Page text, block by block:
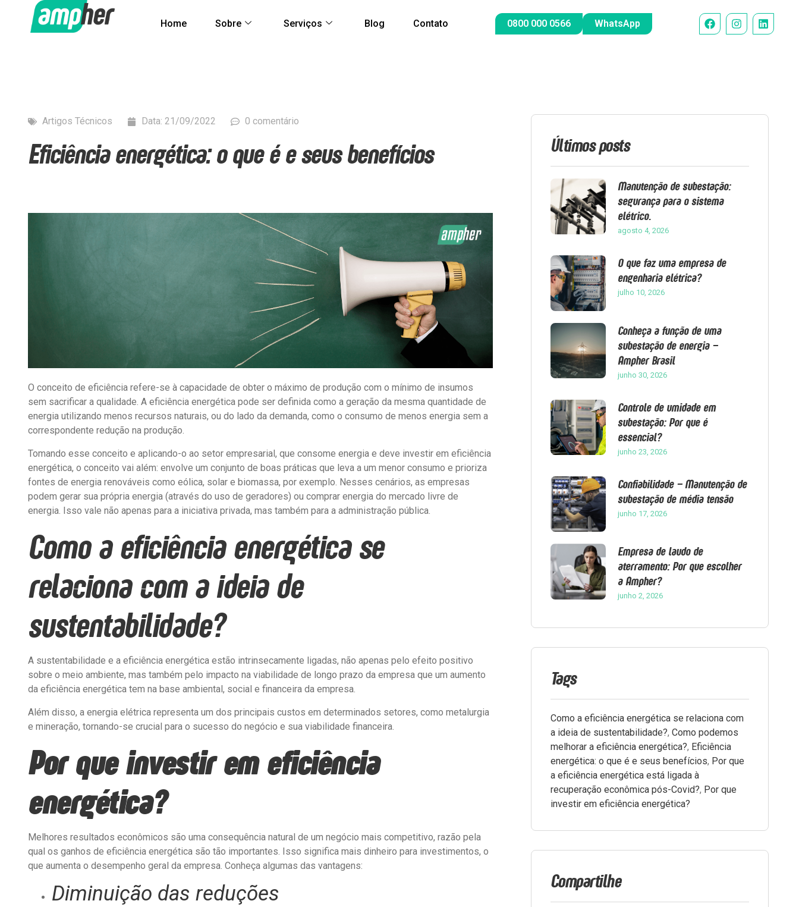
Home Sobre Serviços Blog Contato 0800 000 0566 WhatsApp
Artigos Técnicos Data: 21/09/2022 0 comentário
Eficiência energética: o que é e seus benefícios
O conceito de eficiência refere-se à capacidade de obter o máximo de produção com o mínimo de insumos
sem sacrificar a qualidade. A eficiência energética pode ser definida como a geração da mesma quantidade de
energia utilizando menos recursos naturais, ou do lado da demanda, como o consumo de menos energia sem a
correspondente redução na produção.
Tomando esse conceito e aplicando-o ao setor empresarial, que consome energia e deve investir em eficiência
energética, o conceito vai além: envolve um conjunto de boas práticas que leva a um menor consumo e prioriza
fontes de energia renováveis ​​como eólica, solar e biomassa, por exemplo. Nesses cenários, as empresas
podem gerar sua própria energia (através do uso de geradores) ou comprar energia do mercado livre de
energia. Isso vale não apenas para a iniciativa privada, mas também para a administração pública.
Como a eficiência energética se
relaciona com a ideia de
sustentabilidade?
A sustentabilidade e a eficiência energética estão intrinsecamente ligadas, não apenas pelo efeito positivo
sobre o meio ambiente, mas também pelo impacto na viabilidade de longo prazo da empresa que um aumento
da eficiência energética tem na base ambiental, social e financeira da empresa.
Além disso, a energia elétrica representa um dos principais custos em determinados setores, como metalurgia
e mineração, tornando-se crucial para o sucesso do negócio e sua viabilidade financeira.
Por que investir em eficiência
energética?
Melhores resultados econômicos são uma consequência natural de um negócio mais competitivo, razão pela
qual os ganhos de eficiência energética são tão importantes. Isso significa mais dinheiro para investimentos, o
que aumenta o desempenho geral da empresa. Conheça algumas das vantagens:
Diminuição das reduções
Últimos posts
Manutenção de subestação:
segurança para o sistema
elétrico.
agosto 4, 2026
O que faz uma empresa de
engenharia elétrica?
julho 10, 2026
Conheça a função de uma
subestação de energia –
Ampher Brasil
junho 30, 2026
Controle de umidade em
subestação: Por que é
essencial?
junho 23, 2026
Confiabilidade – Manutenção de
subestação de média tensão
junho 17, 2026
Empresa de laudo de
aterramento: Por que escolher
a Ampher?
junho 2, 2026
Tags
Como a eficiência energética se relaciona com
a ideia de sustentabilidade?, Como podemos
melhorar a eficiência energética?, Eficiência
energética: o que é e seus benefícios, Por que
a eficiência energética está ligada à
recuperação econômica pós-Covid?, Por que
investir em eficiência energética?
Compartilhe